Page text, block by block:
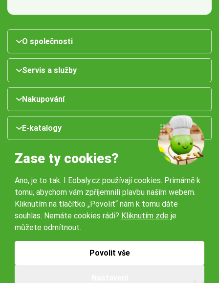
O společnosti
Servis a služby
Nakupování
E-katalogy
Naše pobočky:
Obchodní podmínky
Zase ty cookies?
Ano, je to tak. I Eobaly.cz používají cookies. Primárně k
tomu, abychom vám zpříjemnili plavbu naším webem.
Kliknutím na tlačítko „Povolit“ nám k tomu dáte
souhlas. Nemáte cookies rádi? Kliknutím zde je
můžete odmítnout.
Povolit vše